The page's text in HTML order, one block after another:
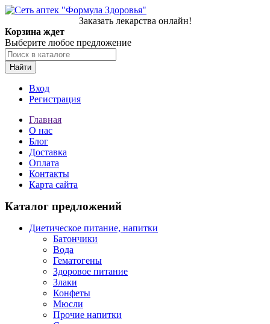
Заказать лекарства онлайн!
Корзина ждет
Выберите любое предложение
Найти
Вход
Регистрация
Главная
О нас
Блог
Доставка
Оплата
Контакты
Карта сайта
Каталог предложений
Диетическое питание, напитки
Батончики
Вода
Гематогены
Здоровое питание
Злаки
Конфеты
Мюсли
Прочие напитки